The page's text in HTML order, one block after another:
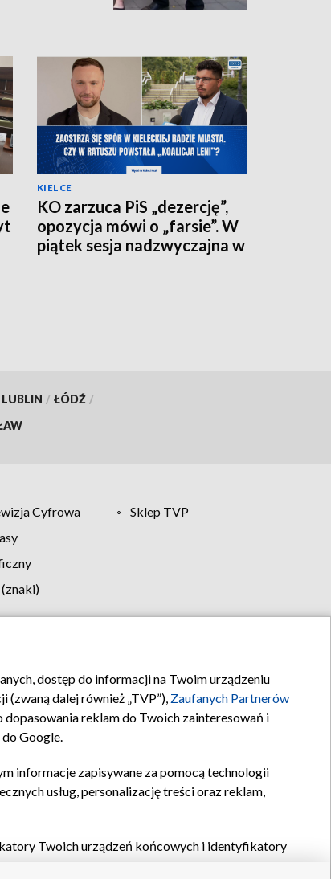
KIELCE
KO zarzuca PiS „dezercję”,
opozycja mówi o „farsie”. W
piątek sesja nadzwyczajna w
LUBLIN / ŁÓDŹ /
Cyfrowa
Sklep TVP
Kontakt
dostęp do informacji na Twoim urządzeniu
dalej również „TVP”), Zaufanych Partnerów
reklam do Twoich zainteresowań i
Google.
informacje zapisywane za pomocą technologii
usług, personalizację treści oraz reklam,
Twoich urządzeń końcowych i identyfikatory
oraz pozostałych